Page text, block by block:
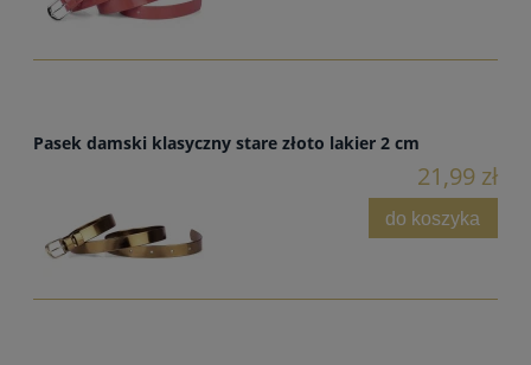
Pasek damski klasyczny stare złoto lakier 2 cm
21,99 zł
do koszyka